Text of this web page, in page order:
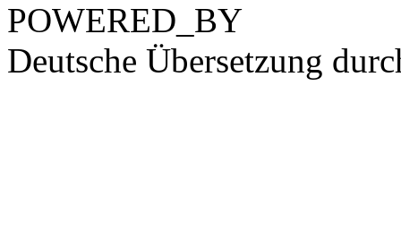
POWERED_BY
Deutsche Übersetzung